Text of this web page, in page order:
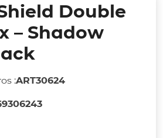
Double
– Shadow
:ART30624